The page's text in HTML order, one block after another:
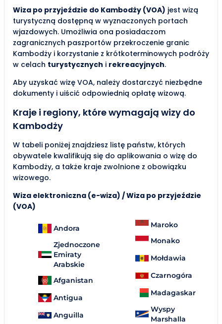
Wiza po przyjeździe do Kambodży (VOA) jest wizą
turystyczną dostępną w wyznaczonych portach
wjazdowych. Umożliwia ona posiadaczom
zagranicznych paszportów przekroczenie granic
Kambodży i korzystanie z krótkoterminowych podróży
w celach turystycznych i rekreacyjnych.
Aby uzyskać wizę VOA, należy dostarczyć niezbędne
dokumenty i uiścić odpowiednią opłatę wizową.
Kraje i regiony, które wymagają wizy do
Kambodży
W tabeli poniżej znajdziesz listę państw, których
obywatele kwalifikują się do aplikowania o wizę do
Kambodży, a także kraje zwolnione z obowiązku
wizowego.
Wiza elektroniczna (e-wiza) / Wiza po przyjeździe
(VOA)
Andora
Zjednoczone
Emiraty
Arabskie
Afganistan
Antigua
Anguilla
Maroko
Monako
Mołdawia
Czarnogóra
Madagaskar
Wyspy
Marshalla